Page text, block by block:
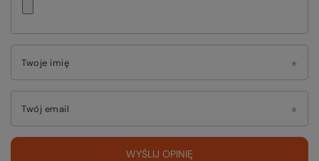
Twoje imię
Twój email
WYŚLIJ OPINIĘ